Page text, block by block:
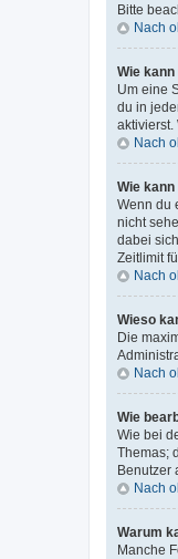
Bitte
Nach
Wie
Um eine
du in
aktivierst.
Nach
Wie
Wenn du
nicht
dabei
Zeitlimit
Nach
Wieso
Die
Nach
Wie
Wie bei
Themas;
Benutzer
Nach
Warum
Manche